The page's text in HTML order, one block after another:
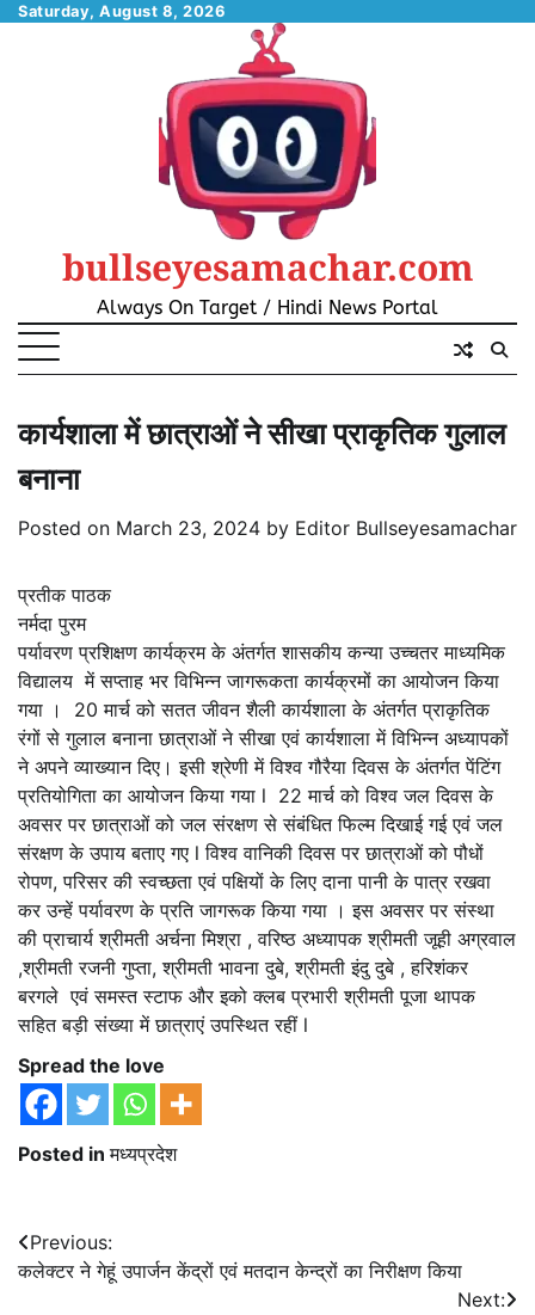
SkipSaturday, August 8, 2026
bullseyesamachar.com
Always On Target / Hindi News Portal
कार्यशाला में छात्राओं ने सीखा प्राकृतिक गुलाल
बनाना
Posted on March 23, 2024 by Editor Bullseyesamachar
प्रतीक पाठक
नर्मदा पुरम
पर्यावरण प्रशिक्षण कार्यक्रम के अंतर्गत शासकीय कन्या उच्चतर माध्यमिक
विद्यालय में सप्ताह भर विभिन्न जागरूकता कार्यक्रमों का आयोजन किया
गया । 20 मार्च को सतत जीवन शैली कार्यशाला के अंतर्गत प्राकृतिक
रंगों से गुलाल बनाना छात्राओं ने सीखा एवं कार्यशाला में विभिन्न अध्यापकों
ने अपने व्याख्यान दिए। इसी श्रेणी में विश्व गौरैया दिवस के अंतर्गत पेंटिंग
प्रतियोगिता का आयोजन किया गया l 22 मार्च को विश्व जल दिवस के
अवसर पर छात्राओं को जल संरक्षण से संबंधित फिल्म दिखाई गई एवं जल
संरक्षण के उपाय बताए गए l विश्व वानिकी दिवस पर छात्राओं को पौधों
रोपण, परिसर की स्वच्छता एवं पक्षियों के लिए दाना पानी के पात्र रखवा
कर उन्हें पर्यावरण के प्रति जागरूक किया गया । इस अवसर पर संस्था
की प्राचार्य श्रीमती अर्चना मिश्रा , वरिष्ठ अध्यापक श्रीमती जूही अग्रवाल
,श्रीमती रजनी गुप्ता, श्रीमती भावना दुबे, श्रीमती इंदु दुबे , हरिशंकर
बरगले एवं समस्त स्टाफ और इको क्लब प्रभारी श्रीमती पूजा थापक
सहित बड़ी संख्या में छात्राएं उपस्थित रहीं l
Spread the love
Posted inमध्यप्रदेश
Post
navigation
Previous:
कलेक्टर ने गेहूं उपार्जन केंद्रों एवं मतदान केन्द्रों का निरीक्षण किया
Next: